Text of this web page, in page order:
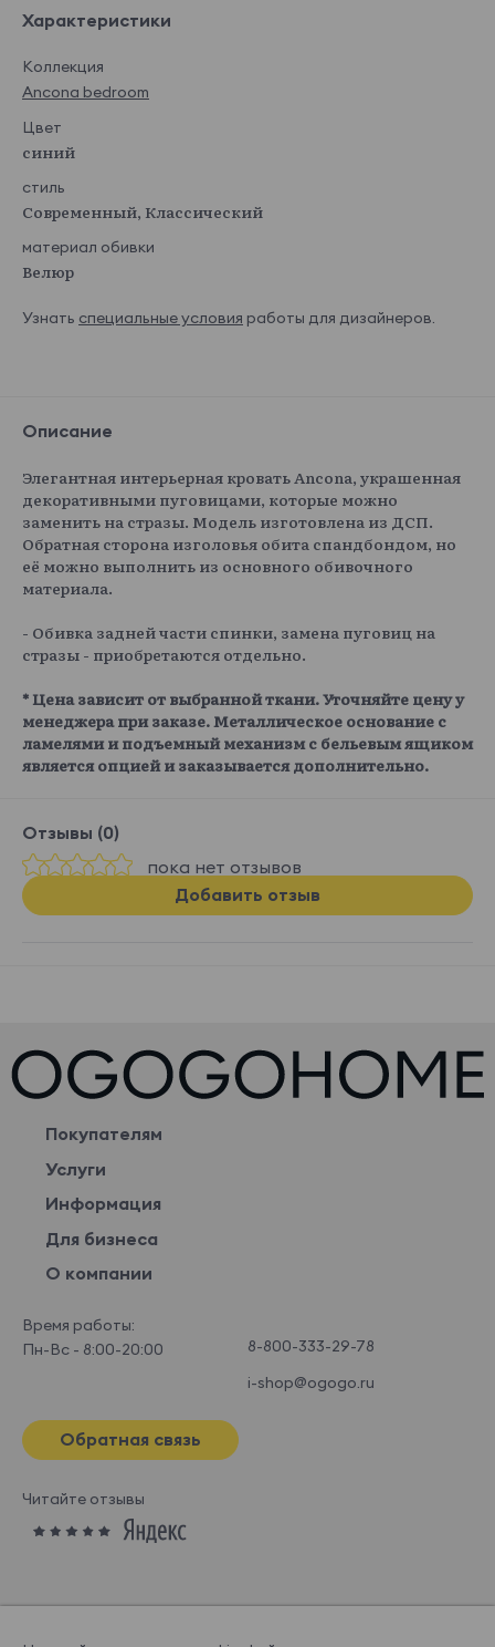
Характеристики
Коллекция
Ancona bedroom
Цвет
синий
стиль
Современный, Классический
материал обивки
Велюр
Узнать специальные условия работы для дизайнеров.
Описание
Элегантная интерьерная кровать Ancona, украшенная
декоративными пуговицами, которые можно
заменить на стразы. Модель изготовлена из ДСП.
Обратная сторона изголовья обита спандбондом, но
её можно выполнить из основного обивочного
материала.
- Обивка задней части спинки, замена пуговиц на
стразы - приобретаются отдельно.
* Цена зависит от выбранной ткани. Уточняйте цену у
менеджера при заказе. Металлическое основание с
ламелями и подъемный механизм с бельевым ящиком
является опцией и заказывается дополнительно.
Отзывы (0)
пока нет отзывов
Добавить отзыв
Покупателям
Услуги
Информация
Для бизнеса
О компании
Время работы:
Пн-Вс - 8:00-20:00
8-800-333-29-78
i-shop@ogogo.ru
Обратная связь
Читайте отзывы